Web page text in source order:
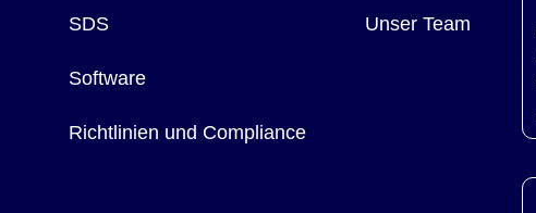
SDS
Software
Richtlinien und Compliance
Unser Team